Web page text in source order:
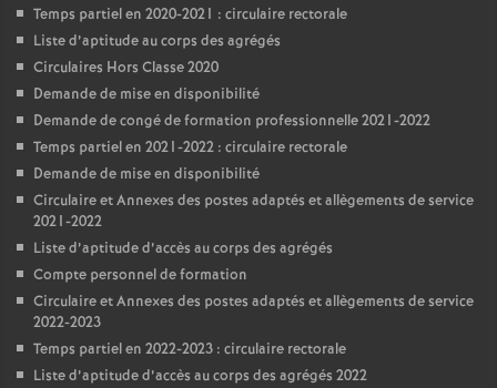
Temps partiel en 2020-2021 : circulaire rectorale
Liste d’aptitude au corps des agrégés
Circulaires Hors Classe 2020
Demande de mise en disponibilité
Demande de congé de formation professionnelle 2021-2022
Temps partiel en 2021-2022 : circulaire rectorale
Demande de mise en disponibilité
Circulaire et Annexes des postes adaptés et allègements de service
2021-2022
Liste d’aptitude d’accès au corps des agrégés
Compte personnel de formation
Circulaire et Annexes des postes adaptés et allègements de service
2022-2023
Temps partiel en 2022-2023 : circulaire rectorale
Liste d’aptitude d’accès au corps des agrégés 2022